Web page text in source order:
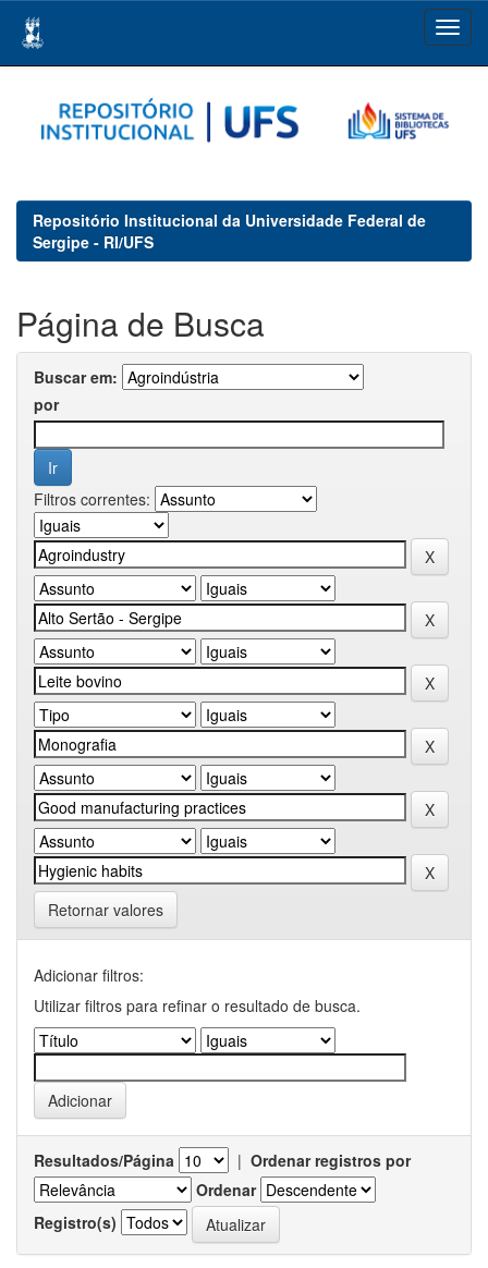
navigation
Repositório Institucional da Universidade Federal de
Sergipe - RI/UFS
Página de Busca
Buscar em:
por
Filtros correntes:
Retornar valores
Adicionar filtros:
Utilizar filtros para refinar o resultado de busca.
Resultados/Página | Ordenar registros por
Ordenar
Registro(s)